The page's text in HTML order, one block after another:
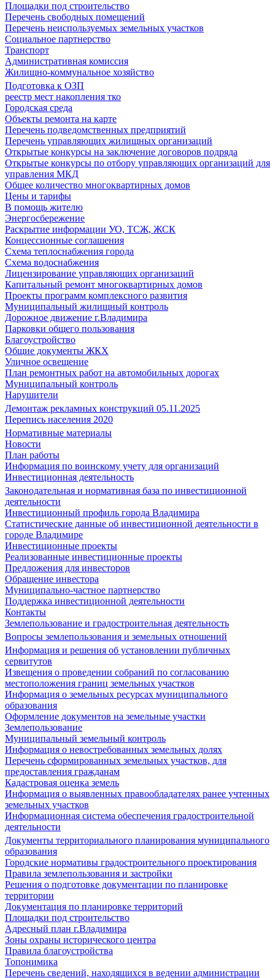
Площадки под строительство
Перечень свободных помещений
Перечень неиспользуемых земельных участков
Социальное партнерство
Транспорт
Административная комиссия
Жилищно-коммунальное хозяйство
Подготовка к ОЗП
реестр мест накопления тко
Городская среда
Объекты ремонта на карте
Перечень подведомственных предприятий
Перечень управляющих жилищных организаций
Открытые конкурсы на заключение договоров подряда
Открытые конкурсы по отбору управляющих организаций для
управления МКД
Общее количество многоквартирных домов
Цены и тарифы
В помощь жителю
Энергосбережение
Раскрытие информации УО, ТСЖ, ЖСК
Концессионные соглашения
Схема теплоснабжения города
Схема водоснабжения
Лицензирование управляющих организаций
Капитальный ремонт многоквартирных домов
Проекты программ комплексного развития
Муниципальный жилищный контроль
Дорожное движение г.Владимира
Парковки общего пользования
Благоустройство
Общие документы ЖКХ
Уличное освещение
План ремонтных работ на автомобильных дорогах
Муниципальный контроль
Нарушители
Демонтаж рекламных конструкций 05.11.2025
Перепись населения 2020
Нормативные материалы
Новости
План работы
Информация по воинскому учету для организаций
Инвестиционная деятельность
Законодательная и нормативная база по инвестиционной
деятельности
Инвестиционный профиль города Владимира
Статистические данные об инвестиционной деятельности в
городе Владимире
Инвестиционные проекты
Реализованные инвестиционные проекты
Предложения для инвесторов
Обращение инвестора
Муниципально-частное партнерство
Поддержка инвестиционной деятельности
Контакты
Землепользование и градостроительная деятельность
Вопросы землепользования и земельных отношений
Информация и решения об установлении публичных
сервитутов
Извещения о проведении собраний по согласованию
местоположения границ земельных участков
Информация о земельных ресурсах муниципального
образования
Оформление документов на земельные участки
Землепользование
Муниципальный земельный контроль
Информация о невостребованных земельных долях
Перечень сформированных земельных участков, для
предоставления гражданам
Кадастровая оценка земель
Информация о выявленных правообладателях ранее учтенных
земельных участков
Информационная система обеспечения градостроительной
деятельности
Документы территориального планирования муниципального
образования
Городские нормативы градостроительного проектирования
Правила землепользования и застройки
Решения о подготовке документации по планировке
территории
Документация по планировке территорий
Площадки под строительство
Адресный план г.Владимира
Зоны охраны исторического центра
Правила благоустройства
Топонимика
Перечень сведений, находящихся в ведении администрации